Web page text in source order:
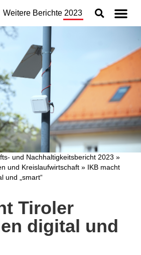
Weitere Berichte 2023
Nachhaltigkeit
Geschäftsbereiche
Organisation
Jahresabschluss
Konzern
und Nachhaltigkeitsbericht 2023 »
und Kreislaufwirtschaft »
IKB macht
und „smart“
Tiroler
digital und